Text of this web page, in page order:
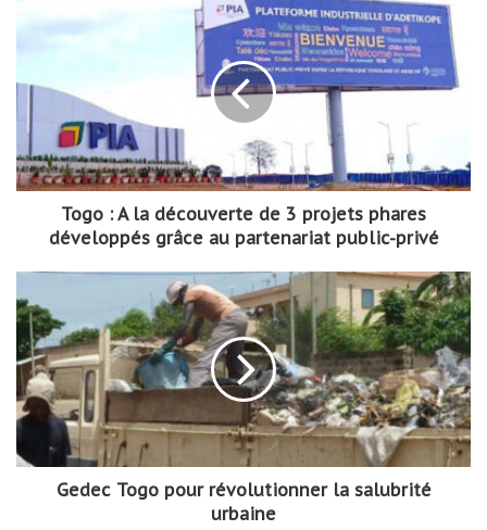
Togo : A la découverte de 3 projets phares
développés grâce au partenariat public-privé
Gedec Togo pour révolutionner la salubrité
urbaine